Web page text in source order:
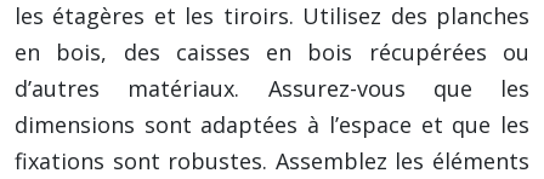
les étagères et les tiroirs. Utilisez des planches
en bois, des caisses en bois récupérées ou
d’autres matériaux. Assurez-vous que les
dimensions sont adaptées à l’espace et que les
fixations sont robustes. Assemblez les éléments